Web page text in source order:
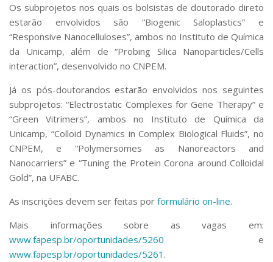
Os subprojetos nos quais os bolsistas de doutorado direto
estarão envolvidos são “Biogenic Saloplastics” e
“Responsive Nanocelluloses”, ambos no Instituto de Química
da Unicamp, além de “Probing Silica Nanoparticles/Cells
interaction”, desenvolvido no CNPEM.
Já os pós-doutorandos estarão envolvidos nos seguintes
subprojetos: “Electrostatic Complexes for Gene Therapy” e
“Green Vitrimers”, ambos no Instituto de Química da
Unicamp, “Colloid Dynamics in Complex Biological Fluids”, no
CNPEM, e “Polymersomes as Nanoreactors and
Nanocarriers” e “Tuning the Protein Corona around Colloidal
Gold”, na UFABC.
As inscrições devem ser feitas por formulário on-line.
Mais informações sobre as vagas em:
www.fapesp.br/oportunidades/5260 e
www.fapesp.br/oportunidades/5261 .